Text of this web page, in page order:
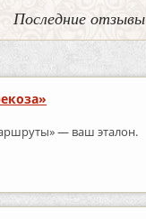
Последние отзывы
— ваш эталон.